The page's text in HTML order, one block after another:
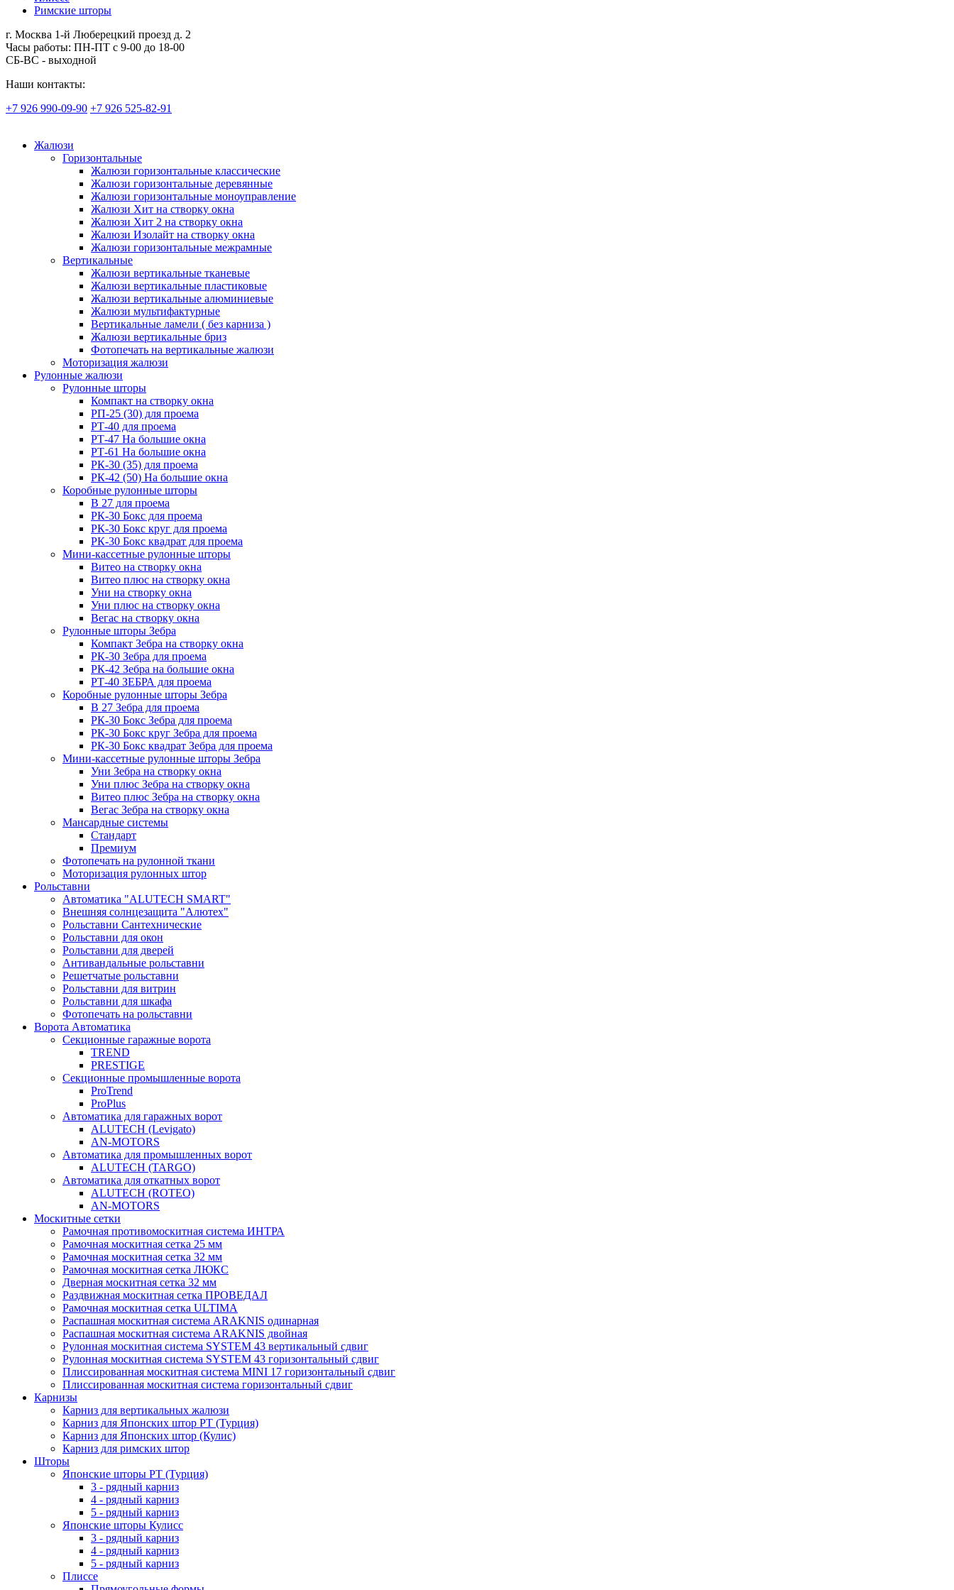
Римские шторы
г. Москва 1-й Люберецкий проезд д. 2
Часы работы: ПН-ПТ с 9-00 до 18-00
СБ-ВС - выходной
Наши контакты:
+7 926 990-09-90 +7 926 525-82-91
Жалюзи
Горизонтальные
Жалюзи горизонтальные классические
Жалюзи горизонтальные деревянные
Жалюзи горизонтальные моноуправление
Жалюзи Хит на створку окна
Жалюзи Хит 2 на створку окна
Жалюзи Изолайт на створку окна
Жалюзи горизонтальные межрамные
Вертикальные
Жалюзи вертикальные тканевые
Жалюзи вертикальные пластиковые
Жалюзи вертикальные алюминиевые
Жалюзи мультифактурные
Вертикальные ламели ( без карниза )
Жалюзи вертикальные бриз
Фотопечать на вертикальные жалюзи
Моторизация жалюзи
Рулонные жалюзи
Рулонные шторы
Компакт на створку окна
РП-25 (30) для проема
РТ-40 для проема
РТ-47 На большие окна
РТ-61 На большие окна
РК-30 (35) для проема
РК-42 (50) На большие окна
Коробные рулонные шторы
B 27 для проема
РК-30 Бокс для проема
РК-30 Бокс круг для проема
РК-30 Бокс квадрат для проема
Мини-кассетные рулонные шторы
Витео на створку окна
Витео плюс на створку окна
Уни на створку окна
Уни плюс на створку окна
Вегас на створку окна
Рулонные шторы Зебра
Компакт Зебра на створку окна
РК-30 Зебра для проема
РК-42 Зебра на большие окна
РТ-40 ЗЕБРА для проема
Коробные рулонные шторы Зебра
B 27 Зебра для проема
РК-30 Бокс Зебра для проема
РК-30 Бокс круг Зебра для проема
РК-30 Бокс квадрат Зебра для проема
Мини-кассетные рулонные шторы Зебра
Уни Зебра на створку окна
Уни плюс Зебра на створку окна
Витео плюс Зебра на створку окна
Вегас Зебра на створку окна
Мансардные системы
Стандарт
Премиум
Фотопечать на рулонной ткани
Моторизация рулонных штор
Рольставни
Автоматика "ALUTECH SMART"
Внешняя солнцезащита "Алютех"
Рольставни Сантехнические
Рольставни для окон
Рольставни для дверей
Антивандальные рольставни
Решетчатые рольставни
Рольставни для витрин
Рольставни для шкафа
Фотопечать на рольставни
Ворота Автоматика
Секционные гаражные ворота
TREND
PRESTIGE
Секционные промышленные ворота
ProTrend
ProPlus
Автоматика для гаражных ворот
ALUTECH (Levigato)
AN-MOTORS
Автоматика для промышленных ворот
ALUTECH (TARGO)
Автоматика для откатных ворот
ALUTECH (ROTEO)
AN-MOTORS
Москитные сетки
Рамочная противомоскитная система ИНТРА
Рамочная москитная сетка 25 мм
Рамочная москитная сетка 32 мм
Рамочная москитная сетка ЛЮКС
Дверная москитная сетка 32 мм
Раздвижная москитная сетка ПРОВЕДАЛ
Рамочная москитная сетка ULTIMA
Распашная москитная система ARAKNIS одинарная
Распашная москитная система ARAKNIS двойная
Рулонная москитная система SYSTEM 43 вертикальный сдвиг
Рулонная москитная система SYSTEM 43 горизонтальный сдвиг
Плиссированная москитная система MINI 17 горизонтальный сдвиг
Плиссированная москитная система горизонтальный сдвиг
Карнизы
Карниз для вертикальных жалюзи
Карниз для Японских штор РТ (Турция)
Карниз для Японских штор (Кулис)
Карниз для римских штор
Шторы
Японские шторы РТ (Турция)
3 - рядный карниз
4 - рядный карниз
5 - рядный карниз
Японские шторы Кулисс
3 - рядный карниз
4 - рядный карниз
5 - рядный карниз
Плиссе